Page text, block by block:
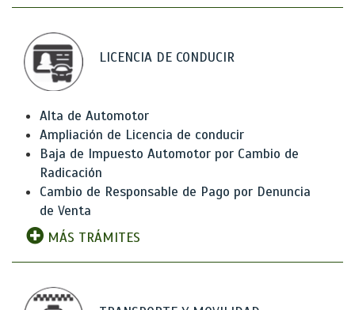
LICENCIA DE CONDUCIR
Alta de Automotor
Ampliación de Licencia de conducir
Baja de Impuesto Automotor por Cambio de
Radicación
Cambio de Responsable de Pago por Denuncia
de Venta
MÁS TRÁMITES